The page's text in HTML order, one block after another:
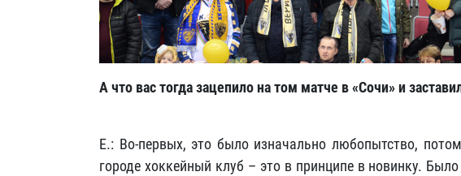
А что вас тогда зацепило на том матче в «Сочи» и
Е.: Во-первых, это было изначально любопытство,
городе хоккейный клуб – это в принципе в новинку.